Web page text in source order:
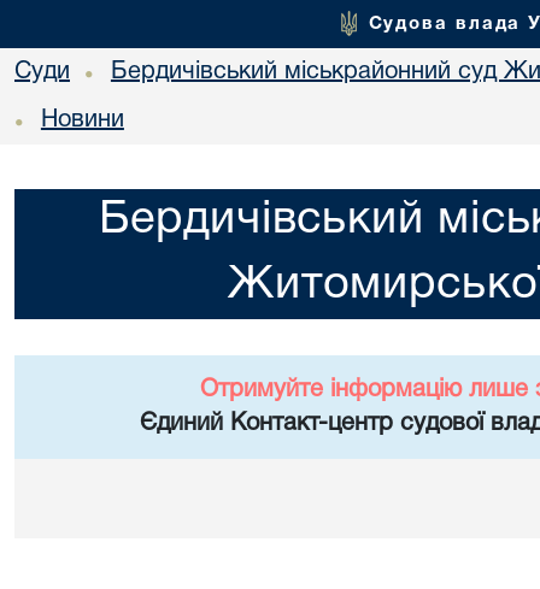
Судова влада
Суди • Бердичівський міськрайонний суд
• Новини
Бердичівський
Отримуйте інформацію лише
Єдиний Контакт-центр судової